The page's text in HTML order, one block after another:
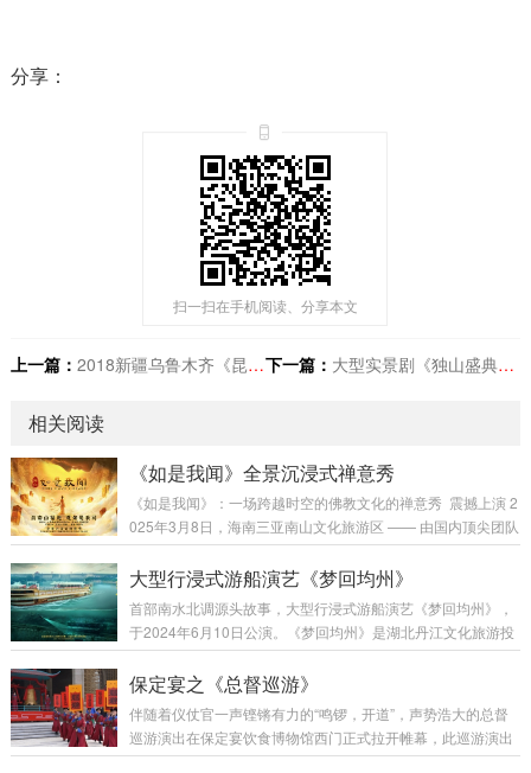
分享：
扫一扫在手机阅读、分享本文
上一篇： 2018新疆乌鲁木齐《昆仑之约》 下一篇： 大型实景剧《独山盛典》演出倒计时
相关阅读
《如是我闻》全景沉浸式禅意秀
《如是我闻》：一场跨越时空的佛教文化的禅意秀 震撼上演 2
025年3月8日，海南三亚南山文化旅游区 —— 由国内顶尖团队
聚城视界，倾力打造的沉浸式佛教文化演出《如是我闻》隆重
试演。这部以佛教经典《妙法莲华经》为灵感源泉的作品，通
众呈现一场跨越时空的心灵之旅。作为国内首部将佛教哲理与
现代科技深度融合的沉浸式演出，全景沉浸式禅意秀《如是我
大型行浸式游船演艺《梦回均州》
首部南水北调源头故事，大型行浸式游船演艺《梦回均州》，
于2024年6月10日公演。《梦回均州》是湖北丹江文化旅游投
资有限公司投资，由北京聚城视界数字科技有限公司总承制的
汉江夜游演艺项目。它将观众带入一段奇幻的旅程。主创设计
演：杨佳佳导 演：范宇鹏视觉设计：葛锐项目管理：崔法明
技术总监：崔法明舞蹈编导：吴琼 李静作曲音乐：方浚豪舞美
保定宴之《总督巡游》
伴随着仪仗官一声铿锵有力的“鸣锣，开道”，声势浩大的总督
巡游演出在保定宴饮食博物馆西门正式拉开帷幕，此巡游演出
参照保定直隶总督府关于总督巡游的仪仗队的记载，全面展现